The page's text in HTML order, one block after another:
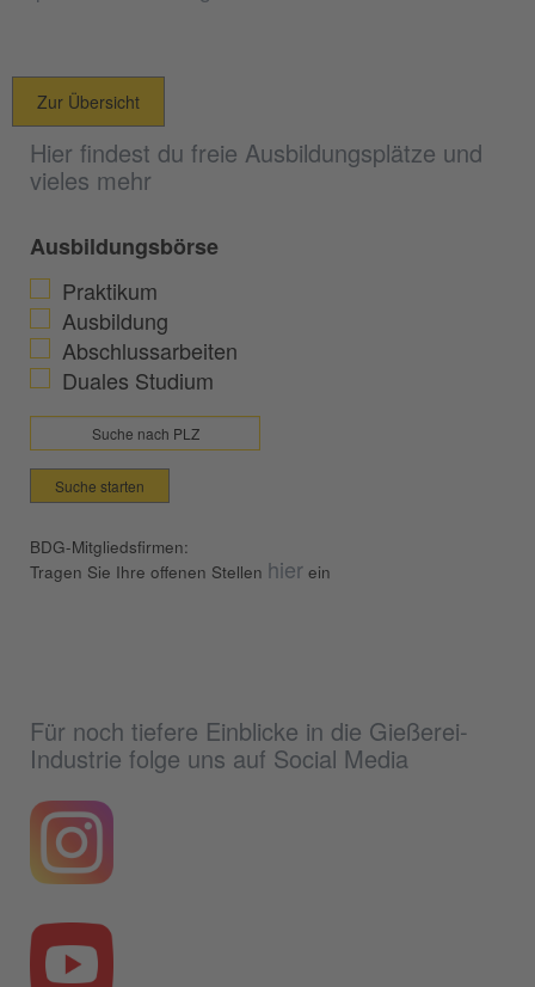
Hier findest du freie Ausbildungsplätze und
vieles mehr
Ausbildungsbörse
Praktikum
Ausbildung
Abschlussarbeiten
Duales Studium
Suche starten
BDG-Mitgliedsfirmen:
Tragen Sie Ihre offenen Stellen hier ein
Für noch tiefere Einblicke in die Gießerei-
Industrie folge uns auf Social Media
Zur Übersicht